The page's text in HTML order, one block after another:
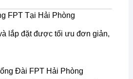
FPT Tại Hải Phòng
lắp đặt được tối ưu đơn giản,
Đài FPT Hải Phòng